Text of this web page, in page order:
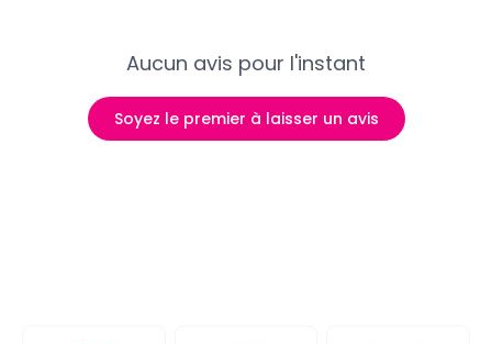
Aucun avis pour l'instant
Soyez le premier à laisser un avis